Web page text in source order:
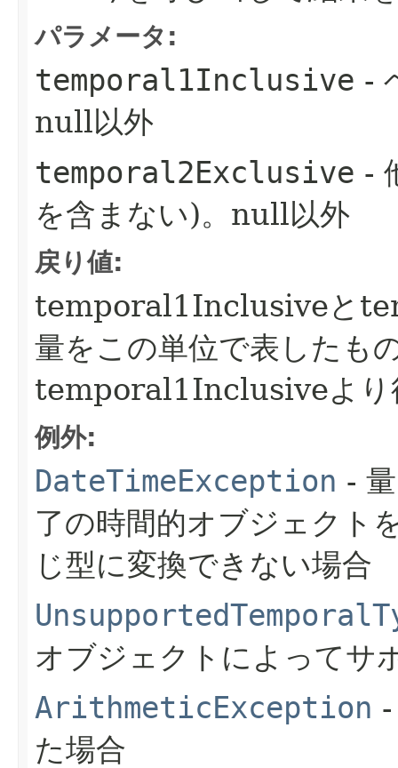
パラメータ:
temporal1Inclusive -
null以外
temporal2Exclusive -
を含まない)。null以外
戻り値:
temporal1Inclusiveと
量をこの単位で表した
temporal1Inclusiveより
例外:
DateTimeException -
了の時間的オブジェクト
じ型に変換できない場合
オブジェクトによってサ
ArithmeticException
た場合